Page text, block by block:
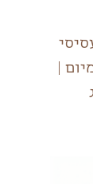
|